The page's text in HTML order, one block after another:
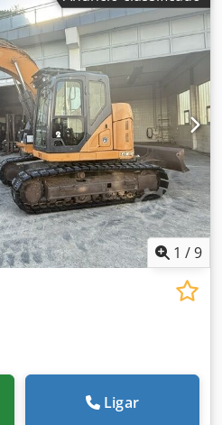
[informação
Aizof
1 /9
Ligar